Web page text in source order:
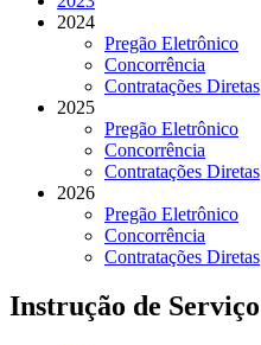
2024
Pregão Eletrônico
Concorrência
Contratações Diretas
2025
Pregão Eletrônico
Concorrência
Contratações Diretas
2026
Pregão Eletrônico
Concorrência
Contratações Diretas
Instrução de Serviço